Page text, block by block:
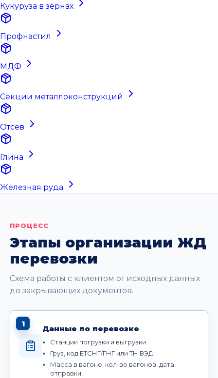
Кукуруза в зёрнах
Профнастил
МДФ
Секции металлоконструкций
Отсев
Глина
Железная руда
ПРОЦЕСС
Этапы организации ЖД
перевозки
Схема работы с клиентом от исходных данных
до закрывающих документов.
1
Данные по перевозке
Станции погрузки и выгрузки
Груз, код ЕТСНГ/ГНГ или ТН ВЭД
Масса в вагоне, кол-во вагонов, дата
отправки